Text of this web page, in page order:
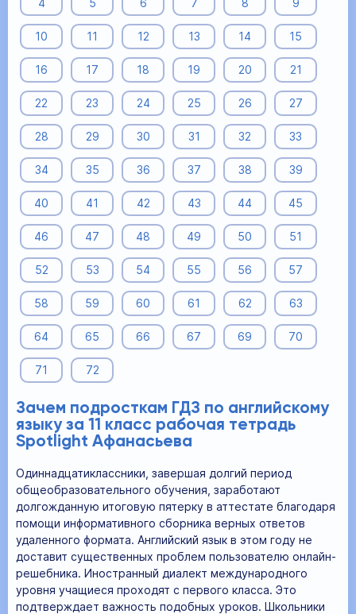
10 11 12 13 14 15
16 17 18 19 20 21
22 23 24 25 26 27
28 29 30 31 32 33
34 35 36 37 38 39
40 41 42 43 44 45
46 47 48 49 50 51
52 53 54 55 56 57
58 59 60 61 62 63
64 65 66 67 69 70
71 72
Зачем подросткам ГДЗ по английскому
языку за 11 класс рабочая тетрадь
Spotlight Афанасьева
Одиннадцатиклассники, завершая долгий период
общеобразовательного обучения, заработают
долгожданную итоговую пятерку в аттестате благодаря
помощи информативного сборника верных ответов
удаленного формата. Английский язык в этом году не
доставит существенных проблем пользователю онлайн-
решебника. Иностранный диалект международного
уровня учащиеся проходят с первого класса. Это
подтверждает важность подобных уроков. Школьники